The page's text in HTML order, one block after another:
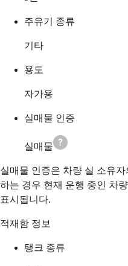
주유기 종류
기타
용도
자가용
실매물 인증
실매물
실매물 인증은 차량 실 소유
하는 경우 현재 운행 중인 차
표시됩니다.
적재함 정보
탱크 종류